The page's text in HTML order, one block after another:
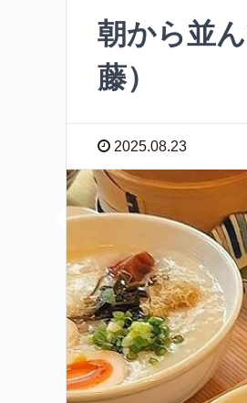
朝から並
藤）
2025.08.23